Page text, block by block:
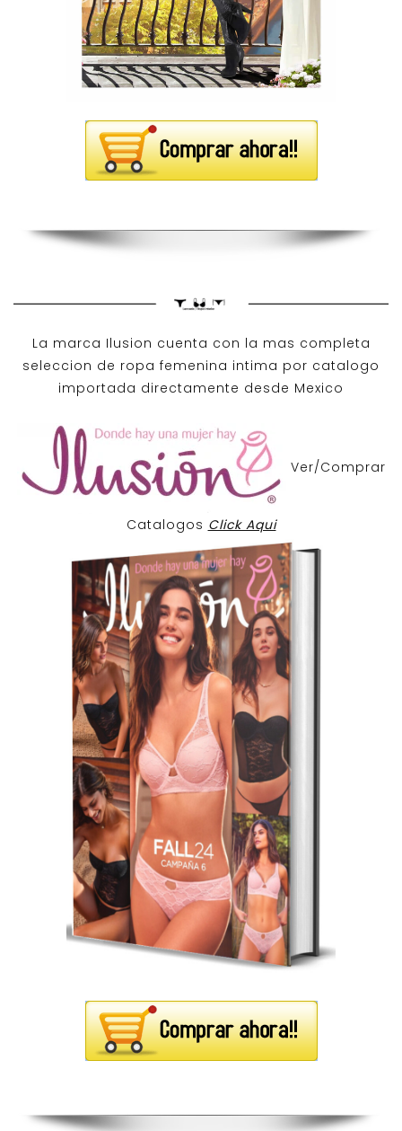
La marca Ilusion cuenta con la mas completa
seleccion de ropa femenina intima por catalogo
importada directamente desde Mexico
Ver/Comprar
Catalogos Click Aqui